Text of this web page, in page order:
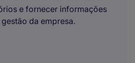
e fornecer informações
da empresa.